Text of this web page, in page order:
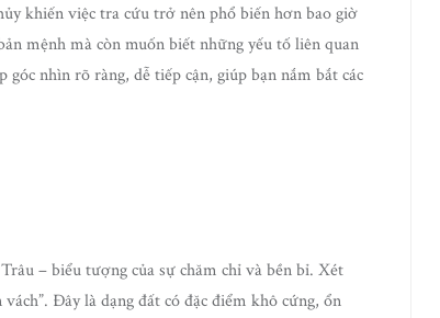
khiến việc tra cứu trở nên phổ biến hơn bao giờ
mệnh mà còn muốn biết những yếu tố liên quan
nhìn rõ ràng, dễ tiếp cận, giúp bạn nắm bắt các
– biểu tượng của sự chăm chỉ và bền bỉ. Xét
vách”. Đây là dạng đất có đặc điểm khô cứng, ổn